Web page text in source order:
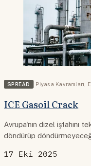
SPREAD Piyasa Kavramları
ICE Gasoil Crack
Avrupa'nın dizel iştahını
döndürüp
17 Eki 2025